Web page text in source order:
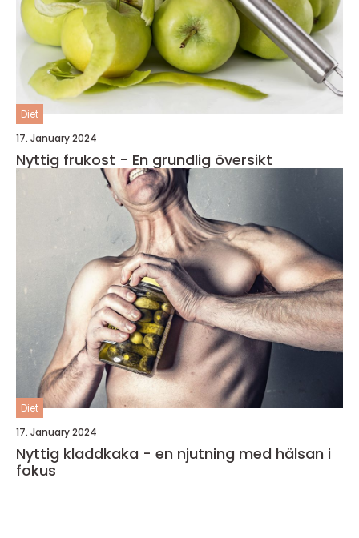
Diet
17. January 2024
Nyttig frukost - En grundlig översikt
Diet
17. January 2024
Nyttig kladdkaka - en njutning med hälsan i
fokus